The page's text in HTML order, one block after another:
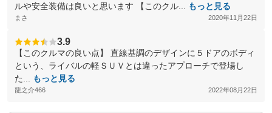
ルや安全装備は良いと思います 【このクル...
もっと見る
まさ 2020年11月22日
3.9
【このクルマの良い点】 直線基調のデザインに５ドアのボディ
という、ライバルの軽ＳＵＶとは違ったアプローチで登場し
た...
もっと見る
龍之介466 2022年08月22日